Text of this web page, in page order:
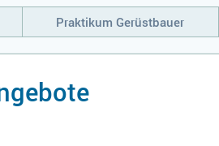
Praktikum Gerüstbauer